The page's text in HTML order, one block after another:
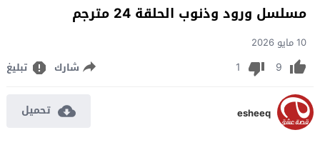
مسلسل ورود وذنوب الحلقة 24 مترجم
10 مايو 2026
9
1 شارك تبليغ
esheeq تحميل